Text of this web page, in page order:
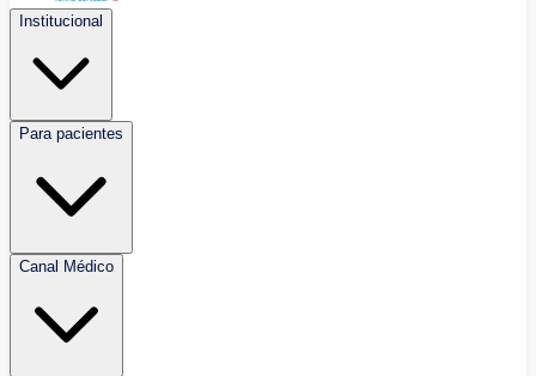
Institucional
Para pacientes
Canal Médico